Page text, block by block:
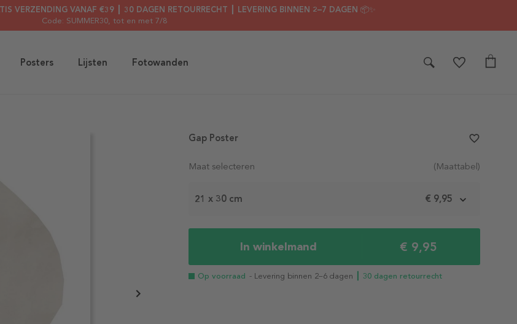
VERZENDING VANAF €39 ┃ 30 DAGEN RETOURRECHT ┃ LEVERING BINNEN 2–7 DAGEN 📦✨
Code: SUMMER30, tot en met 7/8
Posters Lijsten Fotowanden
Maat selecteren (Maattabel)
21 x 30 cm € 9,95
In winkelmand € 9,95
Op voorraad - Levering binnen 2–6 dagen ┃ 30 dagen retourrecht
Gap Poster favorite_border